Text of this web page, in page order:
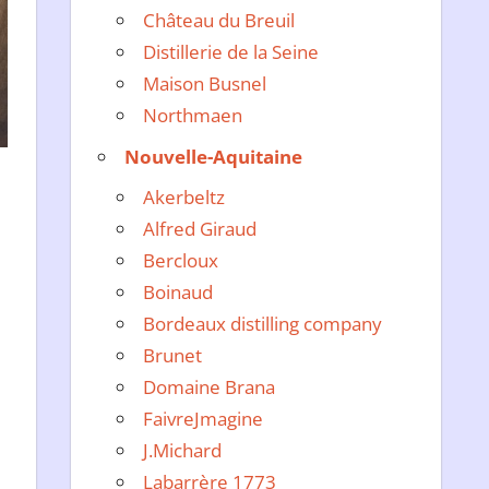
Château du Breuil
Distillerie de la Seine
Maison Busnel
Northmaen
Nouvelle-Aquitaine
Akerbeltz
Alfred Giraud
Bercloux
Boinaud
Bordeaux distilling company
Brunet
Domaine Brana
FaivreJmagine
J.Michard
Labarrère 1773